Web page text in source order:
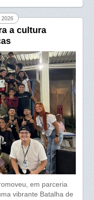
2026
a cultura
em parceria
vibrante Batalha de